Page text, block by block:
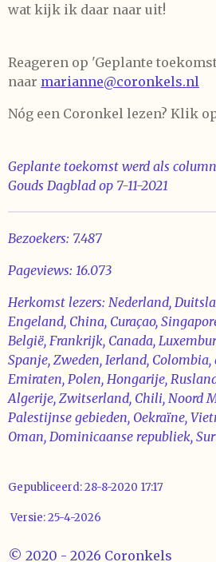
wat kijk ik daar naar uit!
Reageren op 'Geplante
naar marianne@coronkels.nl
Nóg een Coronkel lezen? Klik
Geplante toekomst werd als
Gouds Dagblad op 7-11-2021
Bezoekers: 7.487
Pageviews: 16.073
Herkomst lezers: Nederland,
Engeland, China, Curaçao,
België, Frankrijk, Canada,
Spanje, Zweden, Ierland, Colombia,
Emiraten, Polen, Hongarije,
Algerije, Zwitserland, Chili, Noord
Palestijnse gebieden, Oekraïne,
Oman, Dominicaanse republiek,
Gepubliceerd: 28-
Versie: 25-4-2026
© 2020 - 2026 Coronkels